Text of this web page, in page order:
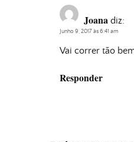
Joana diz:
Junho 9, 2017 às 6:41 am
Vai correr tão
Responder